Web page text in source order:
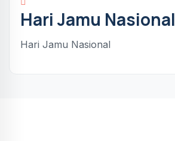
Hari Jamu Nasional
Hari Jamu Nasional